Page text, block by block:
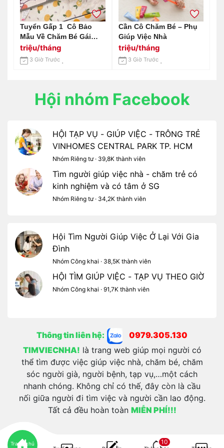
Trang chủ
10
Tuyển Gấp 1 Cô Bảo
Mẫu Về Chăm Bé Gái
Nhà Em Được 5 Tháng
Tuổi
triệu/tháng
3 Giờ Trước
Cần Cô Chăm Bé – Phụ
Giúp Việc Nhà
triệu/tháng
3 Giờ Trước
Hội nhóm Facebook
HỘI TẠP VỤ - GIÚP VIỆC - TRÔNG TRẺ
VINHOMES CENTRAL PARK TP. HCM
Nhóm Riêng tư · 39,8K thành viên
Tìm người giúp việc nhà - chăm trẻ có
kinh nghiệm và có tâm ở SG
Nhóm Riêng tư · 34,2K thành viên
Hội Tìm Người Giúp Việc Ở Lại Với Gia
Đình
Nhóm Công khai · 38,5K thành viên
HỘI TÌM GIÚP VIỆC - TẠP VỤ THEO GIỜ
Nhóm Công khai · 91,7K thành viên
Thông tin liên hệ:
0979.305.130
TIMVIECNHA! là trang web giúp mọi người có
thể tìm được việc giúp việc nhà, chăm bé, chăm
sóc người già, người bệnh, tạp vụ,…một cách
nhanh chóng. Không chỉ có thế, đây còn là cầu
nối giữa người đi tìm việc và người cần lao động.
Tất cả đều hoàn toàn MIỄN PHÍ!!!